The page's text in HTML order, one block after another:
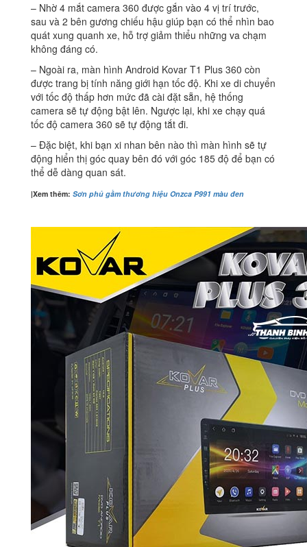
– Nhờ 4 mắt camera 360 được gắn vào 4 vị trí trước,
sau và 2 bên gương chiếu hậu giúp bạn có thể nhìn bao
quát xung quanh xe, hỗ trợ giảm thiểu những va chạm
không đáng có.
– Ngoài ra, màn hình Android Kovar T1 Plus 360 còn
được trang bị tính năng giới hạn tốc độ. Khi xe di chuyển
với tốc độ thấp hơn mức đã cài đặt sẵn, hệ thống
camera sẽ tự động bật lên. Ngược lại, khi xe chạy quá
tốc độ camera 360 sẽ tự động tắt đi.
– Đặc biệt, khi bạn xi nhan bên nào thì màn hình sẽ tự
động hiển thị góc quay bên đó với góc 185 độ để bạn có
thể dễ dàng quan sát.
|Xem thêm: Sơn phủ gầm thương hiệu Onzca P991 màu đen